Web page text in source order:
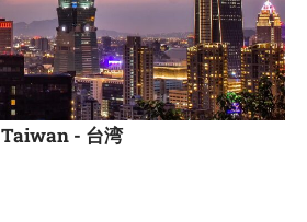
Taiwan - 台湾